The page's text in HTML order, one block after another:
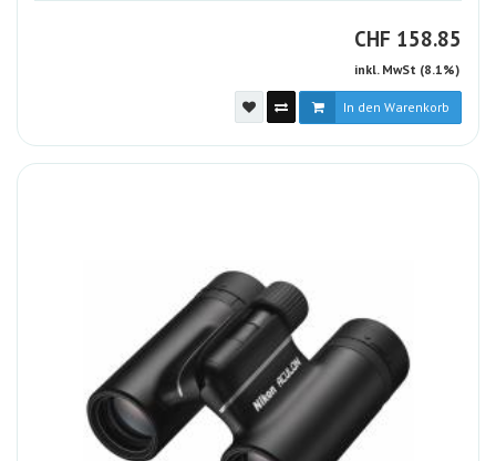
CHF CHF
158.85
inkl. MwSt (8.1%)
In den Warenkorb